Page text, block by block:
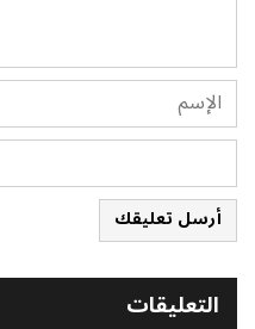
أرسل تعليقك
التعليقات